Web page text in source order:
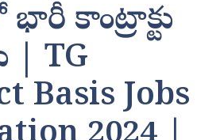
కాంట్రాక్టు
| TG
Basis Jobs